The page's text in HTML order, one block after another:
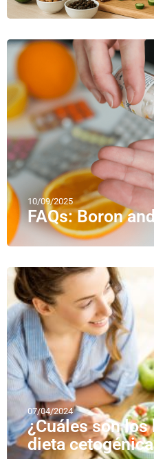
10/09/2025
FAQs: Boron
07/04/2024
¿Cuáles son
dieta